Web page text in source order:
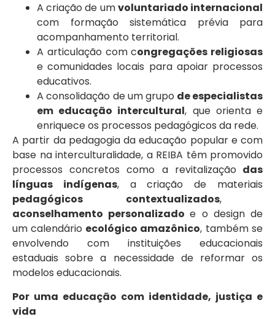
A criação de umvoluntariado internacional
com formação sistemática prévia para
acompanhamento territorial.
A articulação com congregações religiosas
e comunidades locais para apoiar processos
educativos.
A consolidação de um grupo de especialistas
em educação intercultural, que orienta e
enriquece os processos pedagógicos da rede.
A partir da pedagogia da educação popular e com
base na interculturalidade, a REIBA têm promovido
processos concretos como a revitalização das
línguas indígenas, a criação de materiais
pedagógicos contextualizados,
aconselhamento personalizadoe o design de
um calendário ecológico amazônico, também se
envolvendo com instituições educacionais
estaduais sobre a necessidade de reformar os
modelos educacionais.
Por uma educação com identidade, justiça e
vida